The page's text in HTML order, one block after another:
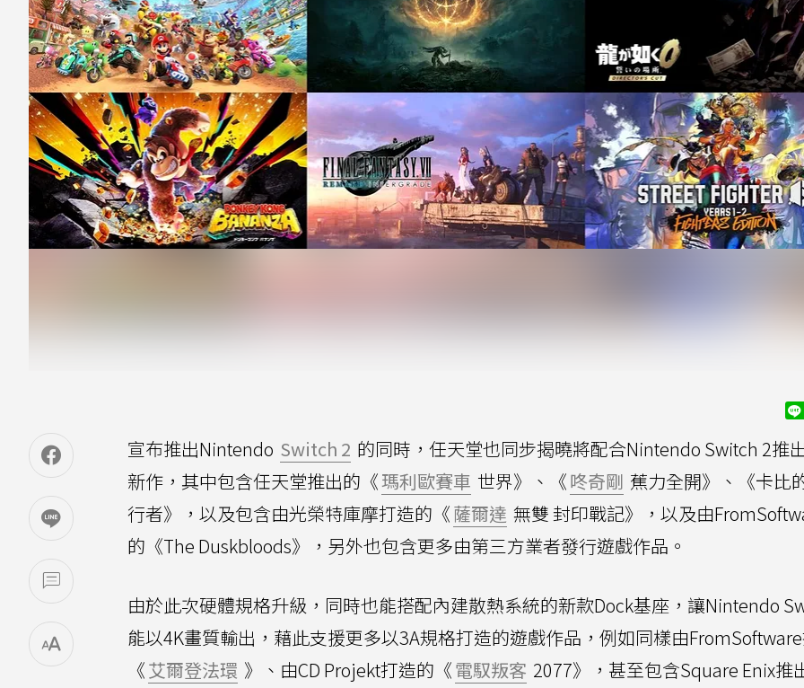
宣布推出Nintendo Switch 2 的同時，任天堂也同步揭曉將配合Nintendo Switch 2推
新作，其中包含任天堂推出的《瑪利歐賽車 世界》、《咚奇剛 蕉力全開》、《卡比
行者》，以及包含由光榮特庫摩打造的《薩爾達 無雙 封印戰記》，以及由
的《The Duskbloods》，另外也包含更多由第三方業者發行遊戲作品。
由於此次硬體規格升級，同時也能搭配內建散熱系統的新款Dock基座，讓Nintendo
能以4K畫質輸出，藉此支援更多以3A規格打造的遊戲作品，例如同樣由
《艾爾登法環 》、由CD Projekt打造的《電馭叛客 2077》，甚至包含Square Enix推